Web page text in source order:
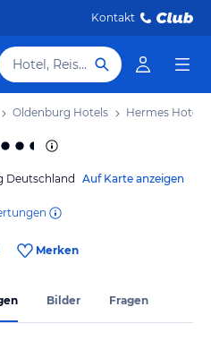
Kontakt
Hotel, Reiseziel
Oldenburg Hotels Hermes Hotel
Deutschland Auf Karte anzeigen
Merken
Bilder Fragen